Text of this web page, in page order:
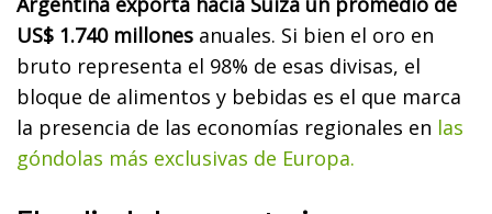
US$ 1.740 millones anuales. Si bien el oro en
bruto representa el 98% de esas divisas, el
bloque de alimentos y bebidas es el que marca
la presencia de las economías regionales en las
góndolas más exclusivas de Europa.